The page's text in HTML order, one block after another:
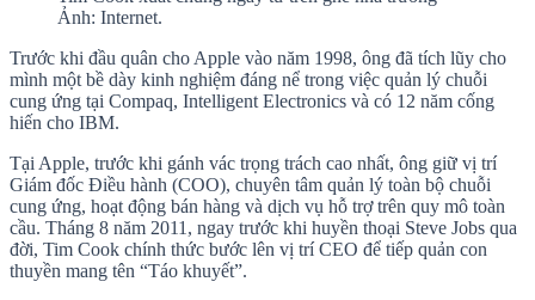
Ảnh: Internet.
Trước khi đầu quân cho Apple vào năm 1998, ông đã tích lũy cho
mình một bề dày kinh nghiệm đáng nể trong việc quản lý chuỗi
cung ứng tại Compaq, Intelligent Electronics và có 12 năm cống
hiến cho IBM.
Tại Apple, trước khi gánh vác trọng trách cao nhất, ông giữ vị trí
Giám đốc Điều hành (COO), chuyên tâm quản lý toàn bộ chuỗi
cung ứng, hoạt động bán hàng và dịch vụ hỗ trợ trên quy mô toàn
cầu. Tháng 8 năm 2011, ngay trước khi huyền thoại Steve Jobs qua
đời, Tim Cook chính thức bước lên vị trí CEO để tiếp quản con
thuyền mang tên “Táo khuyết”.